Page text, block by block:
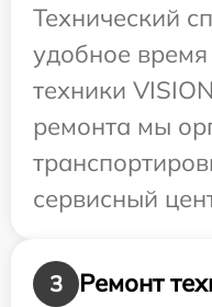
Технический
удобное
техники
ремонта мы
сервисный
3
Ремонт